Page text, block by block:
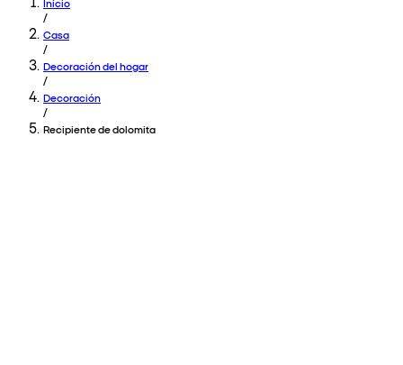
/
Casa
/
Decoración del hogar
/
Decoración
/
Recipiente de dolomita